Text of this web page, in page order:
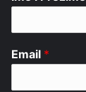
Email *